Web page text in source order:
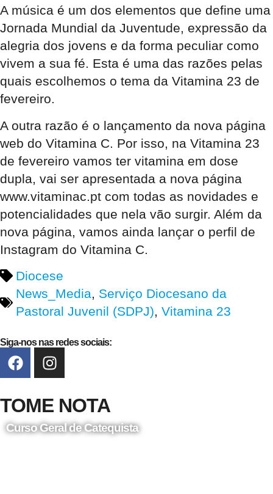
A música é um dos elementos que define uma
Jornada Mundial da Juventude, expressão da
alegria dos jovens e da forma peculiar como
vivem a sua fé. Esta é uma das razões pelas
quais escolhemos o tema da Vitamina 23 de
fevereiro.
A outra razão é o lançamento da nova página
web do Vitamina C. Por isso, na Vitamina 23
de fevereiro vamos ter vitamina em dose
dupla, vai ser apresentada a nova página
www.vitaminac.pt com todas as novidades e
potencialidades que nela vão surgir. Além da
nova página, vamos ainda lançar o perfil de
Instagram do Vitamina C.
Diocese
News_Media, Serviço Diocesano da
Pastoral Juvenil (SDPJ), Vitamina 23
Siga-nos nas redes sociais:
TOME NOTA
Curso Geral de Catequista